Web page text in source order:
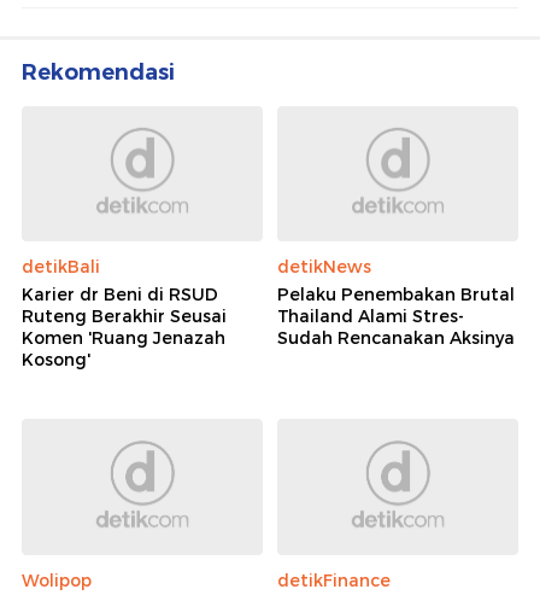
Rekomendasi
detikBali
Karier dr Beni di RSUD
Ruteng Berakhir Seusai
Komen 'Ruang Jenazah
Kosong'
detikNews
Pelaku Penembakan Brutal
Thailand Alami Stres-
Sudah Rencanakan Aksinya
Wolipop
detikFinance